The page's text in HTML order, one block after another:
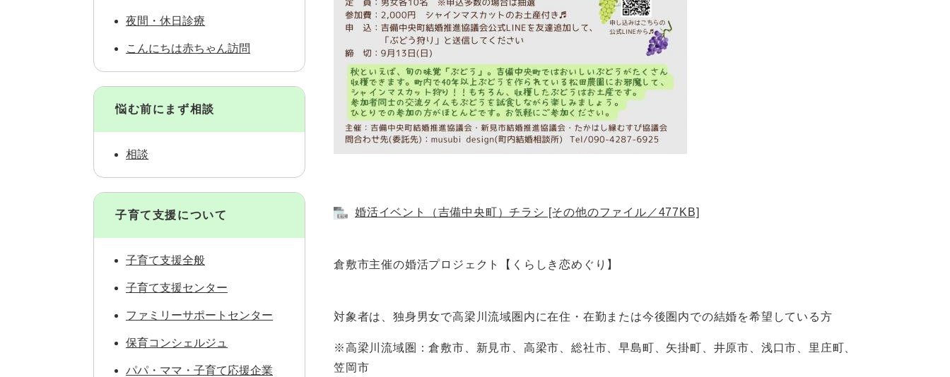
婚活イベント（吉備中央町）チラシ [その他のファイル／477KB]
倉敷市主催の婚活プロジェクト【くらしき恋めぐり】
対象者は、独身男女で高梁川流域圏内に在住・在勤または今後圏内での結婚を希望している方
※高梁川流域圏：倉敷市、新見市、高梁市、総社市、早島町、矢掛町、井原市、浅口市、里庄町、
笠岡市
夜間・休日診療
こんにちは赤ちゃん訪問
悩む前にまず相談
相談
子育て支援について
子育て支援全般
子育て支援センター
ファミリーサポートセンター
保育コンシェルジュ
パパ・ママ・子育て応援企業